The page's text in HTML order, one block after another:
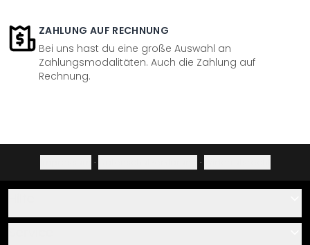
ZAHLUNG AUF RECHNUNG
Bei uns hast du eine große Auswahl an
Zahlungsmodalitäten. Auch die Zahlung auf
Rechnung.
· ·